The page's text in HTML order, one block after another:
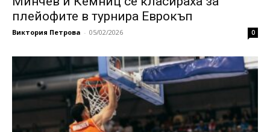
плейофите в турнира Еврокъп
Виктория Петрова - 05/02/2026 0